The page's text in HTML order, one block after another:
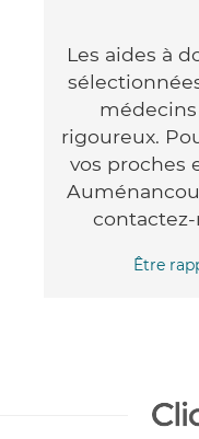
Les aides à
rigoureux.
vos proches
Être